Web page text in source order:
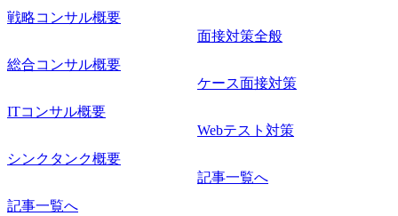
戦略コンサル概要
総合コンサル概要
ITコンサル概要
シンクタンク概要
記事一覧へ
面接対策全般
ケース面接対策
Webテスト対策
記事一覧へ